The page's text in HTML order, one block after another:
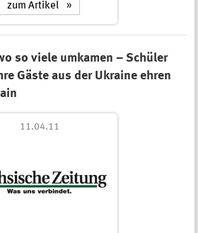
zum Artikel
so viele umkamen – Schüler
Gäste aus der Ukraine ehren
11.04.11